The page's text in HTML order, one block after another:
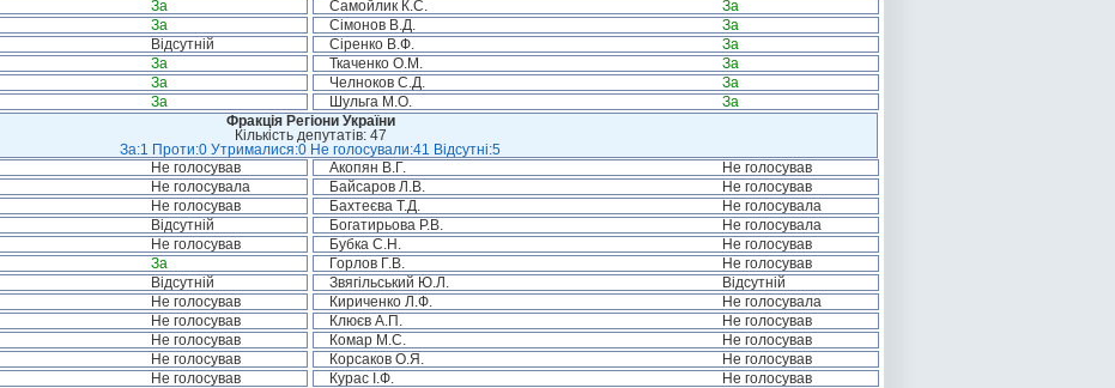
За Самойлик К.С.
За
За Сімонов В.Д.
За
Відсутній Сіренко В.Ф.
За
За Ткаченко О.М.
За
За Челноков С.Д.
За
За Шульга М.О.
За
Фракція Регіони України
Кількість депутатів: 47
За:1 Проти:0 Утрималися:0 Не голосували:41 Відсутні:5
Не голосував Акопян В.Г.
Не голосував
Не голосувала Байсаров Л.В.
Не голосував
Не голосував Бахтеєва Т.Д.
Не голосувала
Відсутній Богатирьова Р.В.
Не голосувала
Не голосував Бубка С.Н.
Не голосував
За Горлов Г.В.
Не голосував
Відсутній Звягільський Ю.Л.
Відсутній
Не голосував Кириченко Л.Ф.
Не голосувала
Не голосував Клюєв А.П.
Не голосував
Не голосував Комар М.С.
Не голосував
Не голосував Корсаков О.Я.
Не голосував
Не голосував Курас І.Ф.
Не голосував